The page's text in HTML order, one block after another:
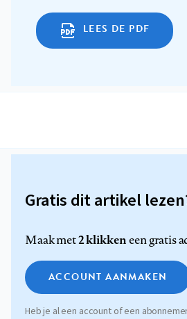
LEES DE PDF
Gratis dit artikel
Maak met2 klikkeneen gratis
ACCOUNT AANMAKEN
Heb je al een account of een